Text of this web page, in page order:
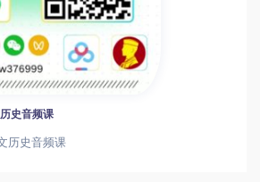
史音频课
历史音频课